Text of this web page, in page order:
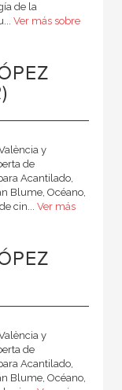
de la
Ver más sobre
y
de
Acantilado,
Blume, Océano,
cin... Ver más
y
de
Acantilado,
Blume, Océano,